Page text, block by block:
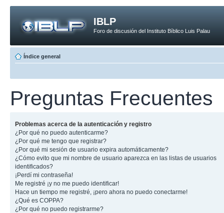
IBLP
Foro de discusión del Instituto Bíblico Luis Palau
Índice general
Preguntas Frecuentes
Problemas acerca de la autenticación y registro
¿Por qué no puedo autenticarme?
¿Por qué me tengo que registrar?
¿Por qué mi sesión de usuario expira automáticamente?
¿Cómo evito que mi nombre de usuario aparezca en las listas de usuarios
identificados?
¡Perdí mi contraseña!
Me registré ¡y no me puedo identificar!
Hace un tiempo me registré, ¡pero ahora no puedo conectarme!
¿Qué es COPPA?
¿Por qué no puedo registrarme?